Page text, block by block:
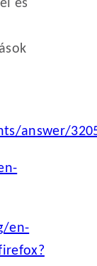
és
answer/
en-